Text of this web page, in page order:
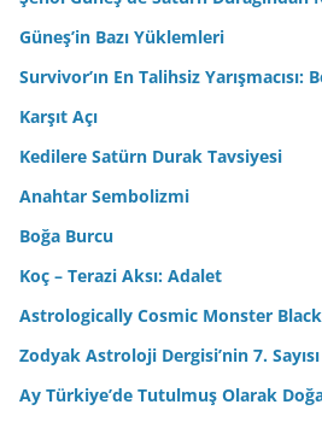
Güneş’in Bazı Yüklemleri
Survivor’ın En Talihsiz Yarışmacısı:
Karşıt Açı
Kedilere Satürn Durak Tavsiyesi
Anahtar Sembolizmi
Boğa Burcu
Koç – Terazi Aksı: Adalet
Astrologically Cosmic Monster
Zodyak Astroloji Dergisi’nin 7.
Ay Türkiye’de Tutulmuş Olarak